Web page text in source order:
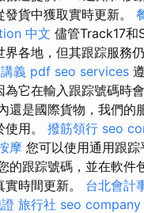
貨中獲取實時更新。
中文 儘管Track17
各地，但其跟踪服務
義 pdf seo services
為它在輸入跟踪號碼時
還是國際貨物，我們的
用。 撥筋領行 seo
摩 您可以使用通用跟踪
的跟踪號碼，並在軟件
時間更新。 台北會計
旅行社 seo company